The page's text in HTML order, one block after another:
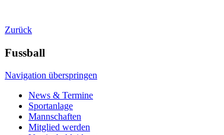
Zurück
Fussball
Navigation überspringen
News & Termine
Sportanlage
Mannschaften
Mitglied werden